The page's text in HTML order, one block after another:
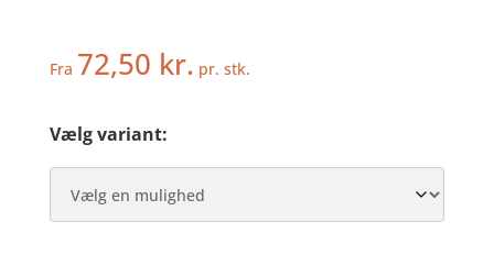
Fra 72,50 kr. pr. stk.
Vælg variant: